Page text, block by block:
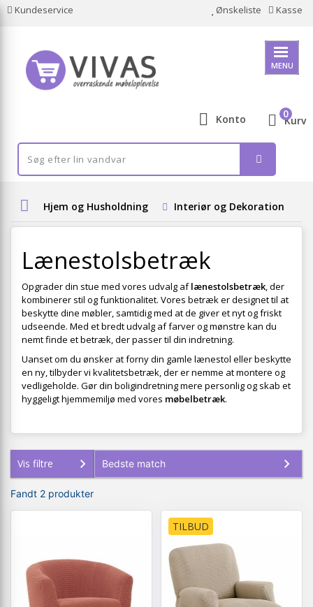
Kundeservice Ønskeliste Kasse
MENU
Konto Kurv
0
Hjem og Husholdning Interiør og Dekoration
Lænestolsbetræk
Opgrader din stue med vores udvalg aflænestolsbetræk, der
kombinerer stil og funktionalitet. Vores betræk er designet til at
beskytte dine møbler, samtidig med at de giver et nyt og friskt
udseende. Med et bredt udvalg af farver og mønstre kan du
nemt finde et betræk, der passer til din indretning.
Uanset om du ønsker at forny din gamle lænestol eller beskytte
en ny, tilbyder vi kvalitetsbetræk, der er nemme at montere og
vedligeholde. Gør din boligindretning mere personlig og skab et
hyggeligt hjemmemiljø med vores møbelbetræk.
Vis filtre
Fandt 2 produkter
TILBUD